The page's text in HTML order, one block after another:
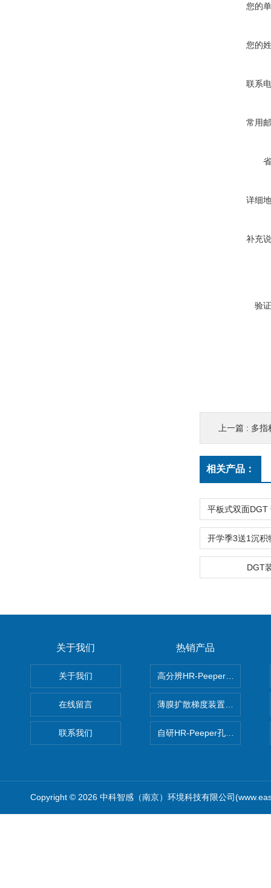
您的
您的
联系
常用
详细
补充
验
上一篇 : 多指
相关产品：
DGT
关于我们
关于我们
在线留言
联系我们
热销产品
高分辨HR-Peeper采样器孔隙
薄膜扩散梯度装置 Agl DGT
自研HR-Peeper孔隙水采样器
Copyright © 2026 中科智感（南京）环境科技有限公司